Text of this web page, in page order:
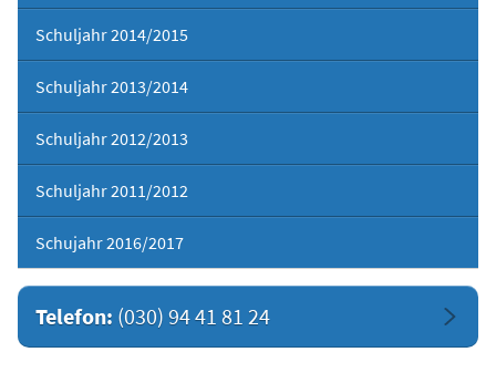
Schuljahr 2014/2015
Schuljahr 2013/2014
Schuljahr 2012/2013
Schuljahr 2011/2012
Schujahr 2016/2017
Telefon: (030) 94 41 81 24